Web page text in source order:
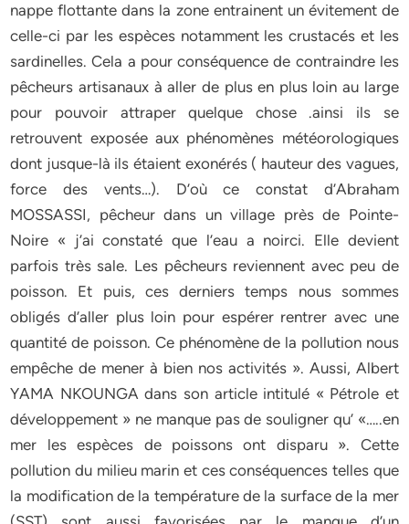
nappe flottante dans la zone entrainent un évitement de
celle-ci par les espèces notamment les crustacés et les
sardinelles. Cela a pour conséquence de contraindre les
pêcheurs artisanaux à aller de plus en plus loin au large
pour pouvoir attraper quelque chose .ainsi ils se
retrouvent exposée aux phénomènes météorologiques
dont jusque-là ils étaient exonérés ( hauteur des vagues,
force des vents…). D’où ce constat d’Abraham
MOSSASSI, pêcheur dans un village près de Pointe-
Noire « j’ai constaté que l’eau a noirci. Elle devient
parfois très sale. Les pêcheurs reviennent avec peu de
poisson. Et puis, ces derniers temps nous sommes
obligés d’aller plus loin pour espérer rentrer avec une
quantité de poisson. Ce phénomène de la pollution nous
empêche de mener à bien nos activités ». Aussi, Albert
YAMA NKOUNGA dans son article intitulé « Pétrole et
développement » ne manque pas de souligner qu’ «…..en
mer les espèces de poissons ont disparu ». Cette
pollution du milieu marin et ces conséquences telles que
la modification de la température de la surface de la mer